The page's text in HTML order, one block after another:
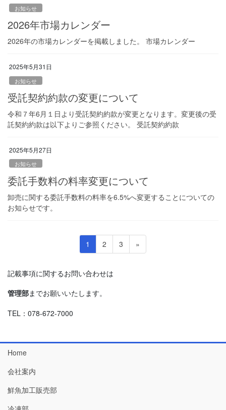
お知らせ
2026年市場カレンダー
2026年の市場カレンダーを掲載しました。 市場カレンダー
2025年5月31日
お知らせ
受託契約約款の変更について
令和７年6月１日より受託契約約款が変更となります。変更後の受
託契約約款は以下よりご参照ください。 受託契約約款
2025年5月27日
お知らせ
委託手数料の料率変更について
卸売に関する委託手数料の料率を6.5%へ変更することについての
お知らせです。
の
ペ
ー
ジ
り
固
定
ー
ジ
1
固
定
ー
2
固
定
3 »
記載事項に関するお問い合わせは
管理部までお願いいたします。
TEL：078-672-7000
Home
会社案内
鮮魚加工販売部